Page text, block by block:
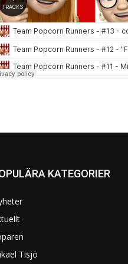
KATEGORIER
Tisjö